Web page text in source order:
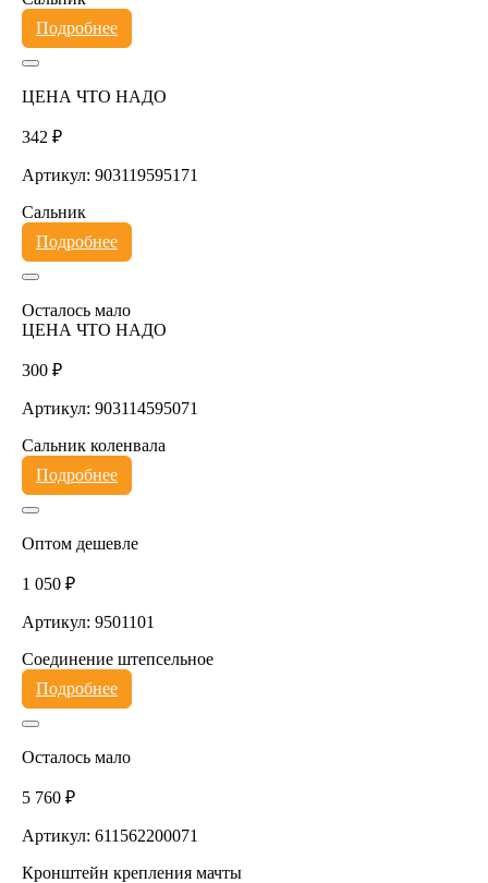
Подробнее
ЦЕНА ЧТО НАДО
342 ₽
Артикул: 903119595171
Сальник
Подробнее
Осталось мало
ЦЕНА ЧТО НАДО
300 ₽
Артикул: 903114595071
Сальник коленвала
Подробнее
Оптом дешевле
1 050 ₽
Артикул: 9501101
Соединение штепсельное
Подробнее
Осталось мало
5 760 ₽
Артикул: 611562200071
Кронштейн крепления мачты